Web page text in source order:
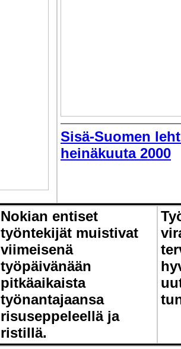
Sisä-Suomen
heinäkuuta 2000
Nokian entiset
työntekijät muistivat
viimeisenä
työpäivänään
pitkäaikaista
työnantajaansa
risuseppeleellä ja
ristillä.